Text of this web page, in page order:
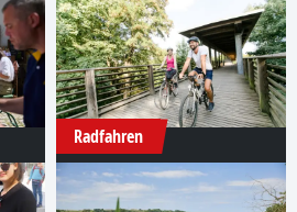
Radfahren